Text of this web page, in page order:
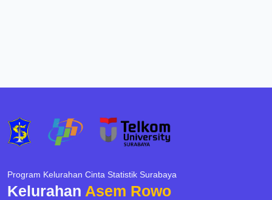
Program Kelurahan Cinta Statistik Surabaya
Kelurahan Asem Rowo